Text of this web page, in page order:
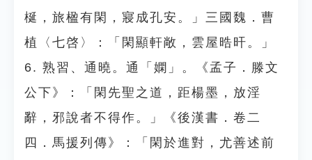
梴，旅楹有閑，寢成孔安。」三國魏．曹
植〈七啓〉：「閑顯軒敞，雲屋晧旰。」
6. 熟習、通曉。通「嫻」。《孟子．滕文
公下》：「閑先聖之道，距楊墨，放淫
辭，邪說者不得作。」《後漢書．卷二
四．馬援列傳》：「閑於進對，尤善述前